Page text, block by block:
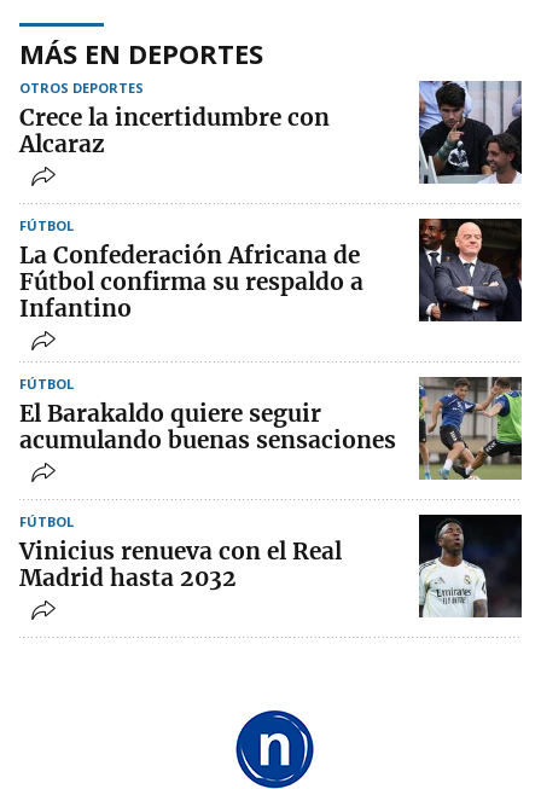
MÁS EN DEPORTES
OTROS DEPORTES
Crece la incertidumbre con
Alcaraz
FÚTBOL
La Confederación Africana de
Fútbol confirma su respaldo a
Infantino
FÚTBOL
El Barakaldo quiere seguir
acumulando buenas sensaciones
FÚTBOL
Vinicius renueva con el Real
Madrid hasta 2032